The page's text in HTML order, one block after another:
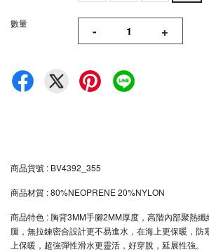
數量 - +
商品貨號 : BV4392_355
商品材質 : 80%NEOPRENE 20%NYLON
商品特色 : 胸背3MM手腳2MM厚度，高階內部聚熱
腿，無拉鍊密合設計更不易進水，在海上更保暖，防
上保暖，超強彈性滑水更靈活，好穿脫，延展性強。